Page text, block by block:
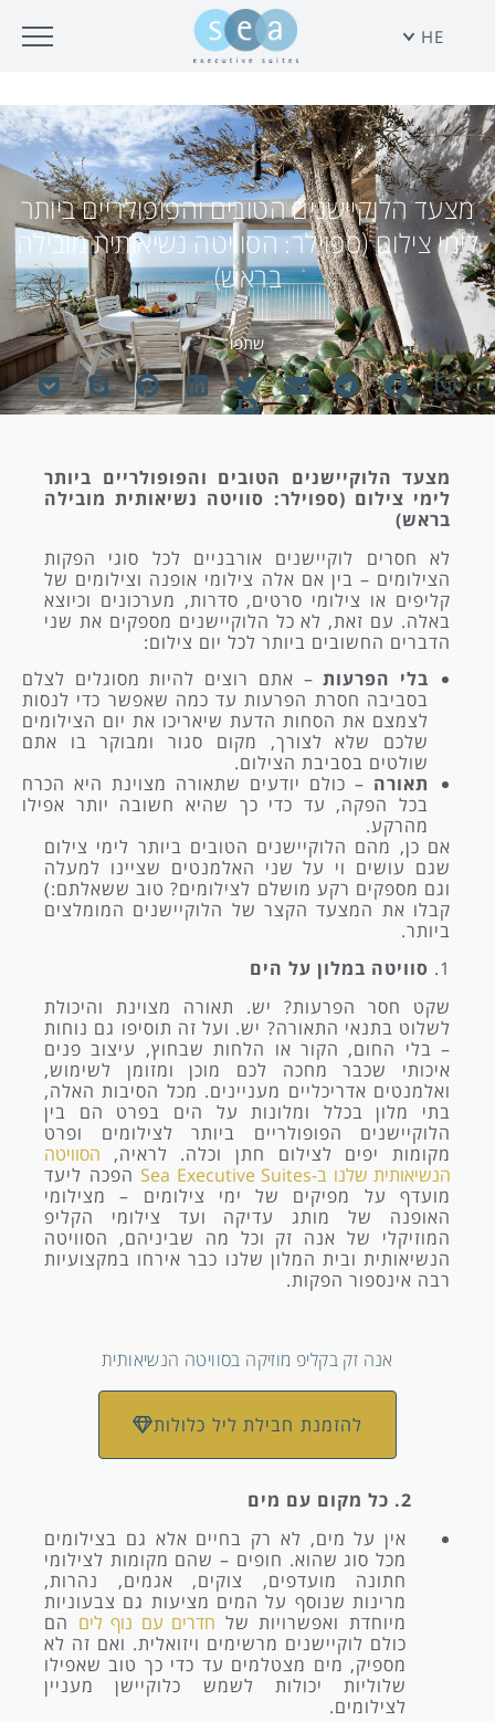
HE
מצעד הלוקיישנים הטובים והפופולריים ביותר
לימי צילום (ספוילר: הסוויטה נשיאותית מובילה
בראש)
שתפו
מצעד הלוקיישנים הטובים והפופולריים ביותר
לימי צילום (ספוילר: סוויטה נשיאותית מובילה
בראש)
לא חסרים לוקיישנים אורבניים לכל סוגי הפקות
הצילומים – בין אם אלה צילומי אופנה וצילומים של
קליפים או צילומי סרטים, סדרות, מערכונים וכיוצא
באלה. עם זאת, לא כל הלוקיישנים מספקים את שני
הדברים החשובים ביותר לכל יום צילום:
בלי הפרעות– אתם רוצים להיות מסוגלים לצלם
בסביבה חסרת הפרעות עד כמה שאפשר כדי לנסות
לצמצם את הסחות הדעת שיאריכו את יום הצילומים
שלכם שלא לצורך, מקום סגור ומבוקר בו אתם
שולטים בסביבת הצילום.
תאורה – כולם יודעים שתאורה מצוינת היא הכרח
בכל הפקה, עד כדי כך שהיא חשובה יותר אפילו
מהרקע.
אם כן, מהם הלוקיישנים הטובים ביותר לימי צילום
שגם עושים וי על שני האלמנטים שציינו למעלה
וגם מספקים רקע מושלם לצילומים? טוב ששאלתם:)
קבלו את המצעד הקצר של הלוקיישנים המומלצים
ביותר.
1. סוויטה במלון על הים
שקט חסר הפרעות? יש. תאורה מצוינת והיכולת
לשלוט בתנאי התאורה? יש. ועל זה תוסיפו גם נוחות
– בלי החום, הקור או הלחות שבחוץ, עיצוב פנים
איכותי שכבר מחכה לכם מוכן ומזומן לשימוש,
ואלמנטים אדריכליים מעניינים. מכל הסיבות האלה,
בתי מלון בכלל ומלונות על הים בפרט הם בין
הלוקיישנים הפופולריים ביותר לצילומים ופרט
מקומות יפים לצילום חתן וכלה. לראיה, הסוויטה
הנשיאותית שלנו ב-Sea Executive Suites
הפכה ליעד
מועדף על מפיקים של ימי צילומים – מצילומי
האופנה של מותג עדיקה ועד צילומי הקליפ
המוזיקלי של אנה זק וכל מה שביניהם, הסוויטה
הנשיאותית ובית המלון שלנו כבר אירחו במקצועיות
רבה אינספור הפקות.
אנה זק בקליפ מוזיקה בסוויטה הנשיאותית
להזמנת חבילת ליל כלולות
אין על מים, לא רק בחיים אלא גם בצילומים
מכל סוג שהוא. חופים – שהם מקומות לצילומי
חתונה מועדפים, צוקים, אגמים, נהרות,
מרינות שנוסף על המים מציעות גם צבעוניות
מיוחדת ואפשרויות של חדרים עם נוף לים הם
כולם לוקיישנים מרשימים ויזואלית. ואם זה לא
מספיק, מים מצטלמים עד כדי כך טוב שאפילו
שלוליות יכולות לשמש כלוקיישן מעניין
לצילומים.